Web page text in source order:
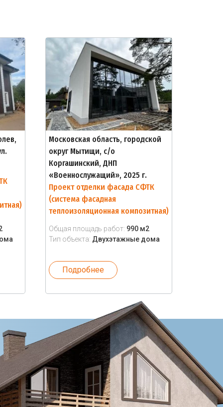
Московская область, городской
округ Мытищи, с/о
Коргашинский, ДНП
«Военнослужащий», 2025 г.
Проект отделки фасада СФТК
(система фасадная
теплоизоляционная композитная)
Общая площадь работ: 990 м2
Тип объекта: Двухэтажные дома
Подробнее